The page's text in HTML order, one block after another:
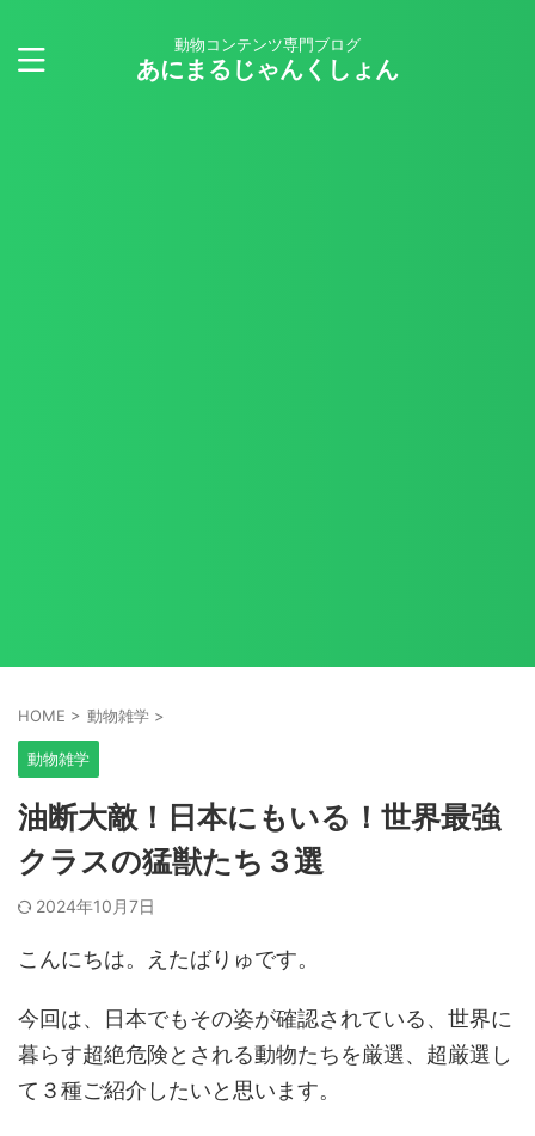
動物コンテンツ専門ブログ
あにまるじゃんくしょん
HOME > 動物雑学 >
動物雑学
油断大敵！日本にもいる！世界最強
クラスの猛獣たち３選
2024年10月7日
こんにちは。えたばりゅです。
今回は、日本でもその姿が確認されている、世界に
暮らす超絶危険とされる動物たちを厳選、超厳選し
て３種ご紹介したいと思います。